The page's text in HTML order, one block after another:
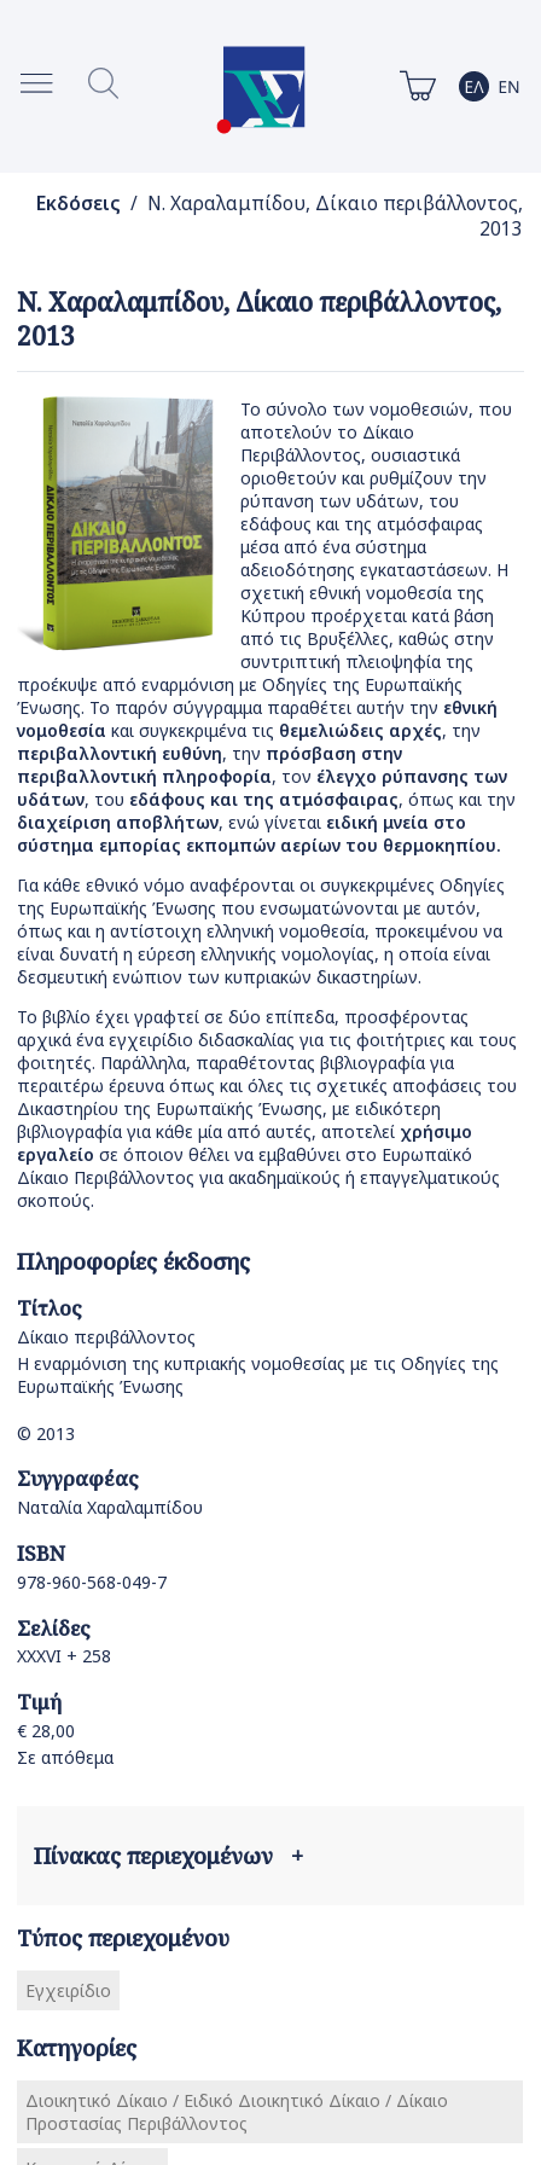
Εκδόσεις / Ν. Χαραλαμπίδου, Δίκαιο περιβάλλοντος,
2013
Ν. Χαραλαμπίδου, Δίκαιο περιβάλλοντος,
2013
Το σύνολο των νομοθεσιών, που
αποτελούν το Δίκαιο
Περιβάλλοντος, ουσιαστικά
οριοθετούν και ρυθμίζουν την
ρύπανση των υδάτων, του
εδάφους και της ατμόσφαιρας
μέσα από ένα σύστημα
αδειοδότησης εγκαταστάσεων. Η
σχετική εθνική νομοθεσία της
Κύπρου προέρχεται κατά βάση
από τις Βρυξέλλες, καθώς στην
συντριπτική πλειοψηφία της
προέκυψε από εναρμόνιση με Οδηγίες της Ευρωπαϊκής
Ένωσης. Το παρόν σύγγραμμα παραθέτει αυτήν την εθνική
νομοθεσία και συγκεκριμένα τις θεμελιώδεις αρχές, την
περιβαλλοντική ευθύνη, την πρόσβαση στην
περιβαλλοντική πληροφορία, τον έλεγχο ρύπανσης των
υδάτων, του εδάφους και της ατμόσφαιρας, όπως και την
διαχείριση αποβλήτων, ενώ γίνεται ειδική μνεία στο
σύστημα εμπορίας εκπομπών αερίων του θερμοκηπίου.
Για κάθε εθνικό νόμο αναφέρονται οι συγκεκριμένες Οδηγίες
της Ευρωπαϊκής Ένωσης που ενσωματώνονται με αυτόν,
όπως και η αντίστοιχη ελληνική νομοθεσία, προκειμένου να
είναι δυνατή η εύρεση ελληνικής νομολογίας, η οποία είναι
δεσμευτική ενώπιον των κυπριακών δικαστηρίων.
Το βιβλίο έχει γραφτεί σε δύο επίπεδα, προσφέροντας
αρχικά ένα εγχειρίδιο διδασκαλίας για τις φοιτήτριες και τους
φοιτητές. Παράλληλα, παραθέτοντας βιβλιογραφία για
περαιτέρω έρευνα όπως και όλες τις σχετικές αποφάσεις του
Δικαστηρίου της Ευρωπαϊκής Ένωσης, με ειδικότερη
βιβλιογραφία για κάθε μία από αυτές, αποτελεί χρήσιμο
εργαλείο σε όποιον θέλει να εμβαθύνει στο Ευρωπαϊκό
Δίκαιο Περιβάλλοντος για ακαδημαϊκούς ή επαγγελματικούς
σκοπούς.
Πληροφορίες έκδοσης
Τίτλος
Δίκαιο περιβάλλοντος
Η εναρμόνιση της κυπριακής νομοθεσίας με τις Οδηγίες της
Ευρωπαϊκής Ένωσης
© 2013
Συγγραφέας
Ναταλία Χαραλαμπίδου
ISBN
978-960-568-049-7
Σελίδες
XXXVI + 258
Τιμή
€ 28,00
Σε απόθεμα
Πίνακας περιεχομένων +
Τύπος περιεχομένου
Εγχειρίδιο
Κατηγορίες
Διοικητικό Δίκαιο / Ειδικό Διοικητικό Δίκαιο / Δίκαιο
Προστασίας Περιβάλλοντος